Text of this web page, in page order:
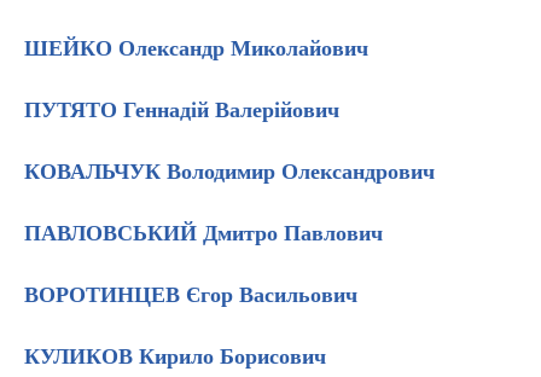
ШЕЙКО Олександр Миколайович
ПУТЯТО Геннадій Валерійович
КОВАЛЬЧУК Володимир Олександрович
ПАВЛОВСЬКИЙ Дмитро Павлович
ВОРОТИНЦЕВ Єгор Васильович
КУЛИКОВ Кирило Борисович